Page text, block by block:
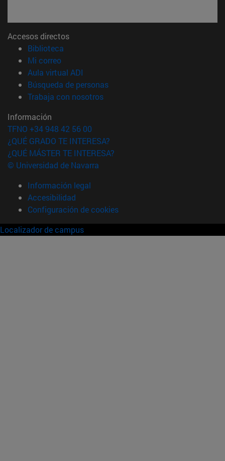
Accesos directos
Biblioteca
Mi correo(abre en nueva ventana)
Aula virtual ADI
Búsqueda de personas(abre en nueva ventana)
Trabaja con nosotros(abre en nueva ventana)
Información
TFNO +34 948 42 56 00
¿QUÉ GRADO TE INTERESA?
¿QUÉ MÁSTER TE INTERESA?
© Universidad de Navarra
Información legal
Accesibilidad
Configuración de cookies
Localizador de campus